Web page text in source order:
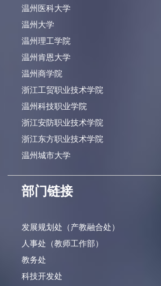
温州医科大学
温州大学
温州理工学院
温州肯恩大学
温州商学院
浙江工贸职业技术学院
温州科技职业学院
浙江安防职业技术学院
浙江东方职业技术学院
温州城市大学
部门链接
发展规划处（产教融合处）
人事处（教师工作部）
教务处
科技开发处